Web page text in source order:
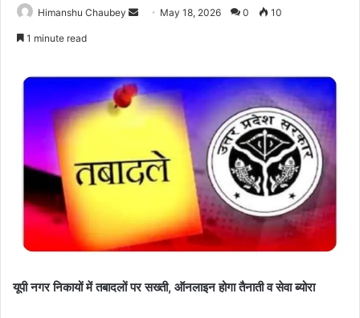
Himanshu Chaubey May 18, 2026 0 10
1 minute read
यूपी नगर निकायों में तबादलों पर सख्ती, ऑनलाइन होगा तैनाती व सेवा ब्योरा